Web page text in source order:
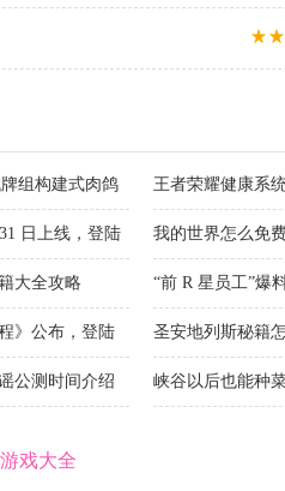
组构建式肉鸽 王者荣耀健康系
方法2026
日上线，登陆 我的世界怎么免
大全攻略 “前 R 星员工”爆
对话 NPC
》公布，登陆 圣安地列斯秘籍
公测时间介绍 峡谷以后也能种
戏大全